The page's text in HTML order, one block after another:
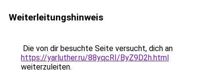
Weiterleitungshinweis
Die von dir besuchte Seite versucht, dich an
https://yarluther.ru/88yqcRI/ByZ9D2h.html
weiterzuleiten.